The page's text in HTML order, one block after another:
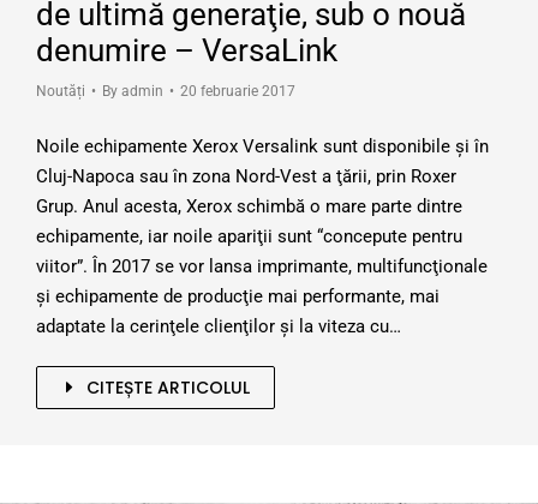
de ultimă generaţie, sub o nouă
denumire – VersaLink
Noutăți By admin 20 februarie 2017
Noile echipamente Xerox Versalink sunt disponibile şi în
Cluj-Napoca sau în zona Nord-Vest a ţării, prin Roxer
Grup. Anul acesta, Xerox schimbă o mare parte dintre
echipamente, iar noile apariţii sunt “concepute pentru
viitor”. În 2017 se vor lansa imprimante, multifuncţionale
şi echipamente de producţie mai performante, mai
adaptate la cerinţele clienţilor şi la viteza cu…
CITEȘTE ARTICOLUL